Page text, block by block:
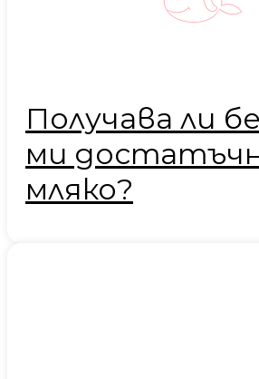
Получава ли
ми
мляко?